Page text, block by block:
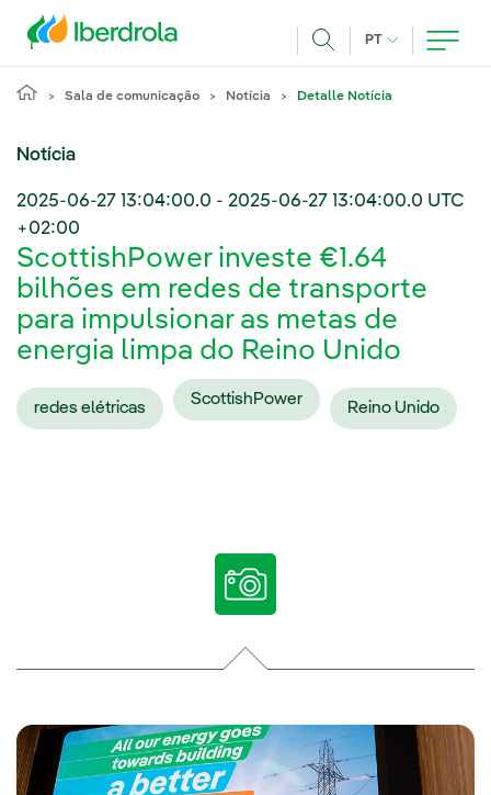
PT IDIOMA ATUAL,
Sala de comunicação Notícia Detalle Notícia
Notícia
2025-06-27 13:04:00.0 - 2025-06-27 13:04:00.0 UTC
+02:00
ScottishPower investe €1.64
bilhões em redes de transporte
para impulsionar as metas de
energia limpa do Reino Unido
redes elétricas ScottishPower Reino Unido